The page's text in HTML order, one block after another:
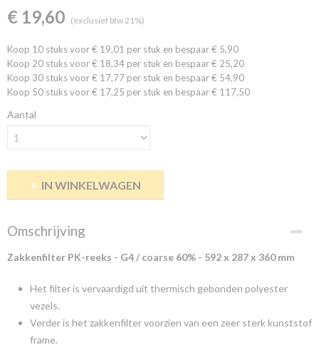
€ 19,60 (exclusief btw 21%)
Koop 10 stuks voor € 19,01 per stuk en bespaar € 5,90
Koop 20 stuks voor € 18,34 per stuk en bespaar € 25,20
Koop 30 stuks voor € 17,77 per stuk en bespaar € 54,90
Koop 50 stuks voor € 17,25 per stuk en bespaar € 117,50
Aantal
IN WINKELWAGEN
Omschrijving
Zakkenfilter PK-reeks - G4 / coarse 60% - 592 x 287 x 360 mm
Het filter is vervaardigd uit thermisch gebonden polyester
vezels.
Verder is het zakkenfilter voorzien van een zeer sterk kunststof
frame.